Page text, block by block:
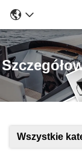
Wszystkie